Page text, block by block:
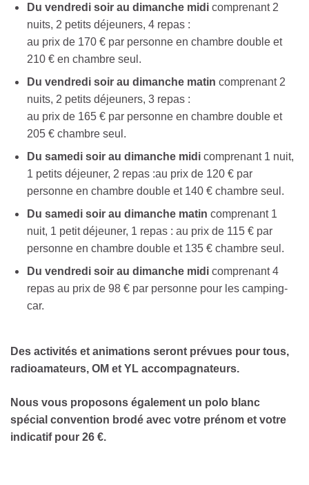
Du vendredi soir au dimanche midi comprenant 2
nuits, 2 petits déjeuners, 4 repas :
au prix de 170 € par personne en chambre double et
210 € en chambre seul.
Du vendredi soir au dimanche matin comprenant 2
nuits, 2 petits déjeuners, 3 repas :
au prix de 165 € par personne en chambre double et
205 € chambre seul.
Du samedi soir au dimanche midi comprenant 1 nuit,
1 petits déjeuner, 2 repas :au prix de 120 € par
personne en chambre double et 140 € chambre seul.
Du samedi soir au dimanche matin comprenant 1
nuit, 1 petit déjeuner, 1 repas : au prix de 115 € par
personne en chambre double et 135 € chambre seul.
Du vendredi soir au dimanche midi comprenant 4
repas au prix de 98 € par personne pour les camping-
car.
Des activités et animations seront prévues pour tous,
radioamateurs, OM et YL accompagnateurs.
Nous vous proposons également un polo blanc
spécial convention brodé avec votre prénom et votre
indicatif pour 26 €.